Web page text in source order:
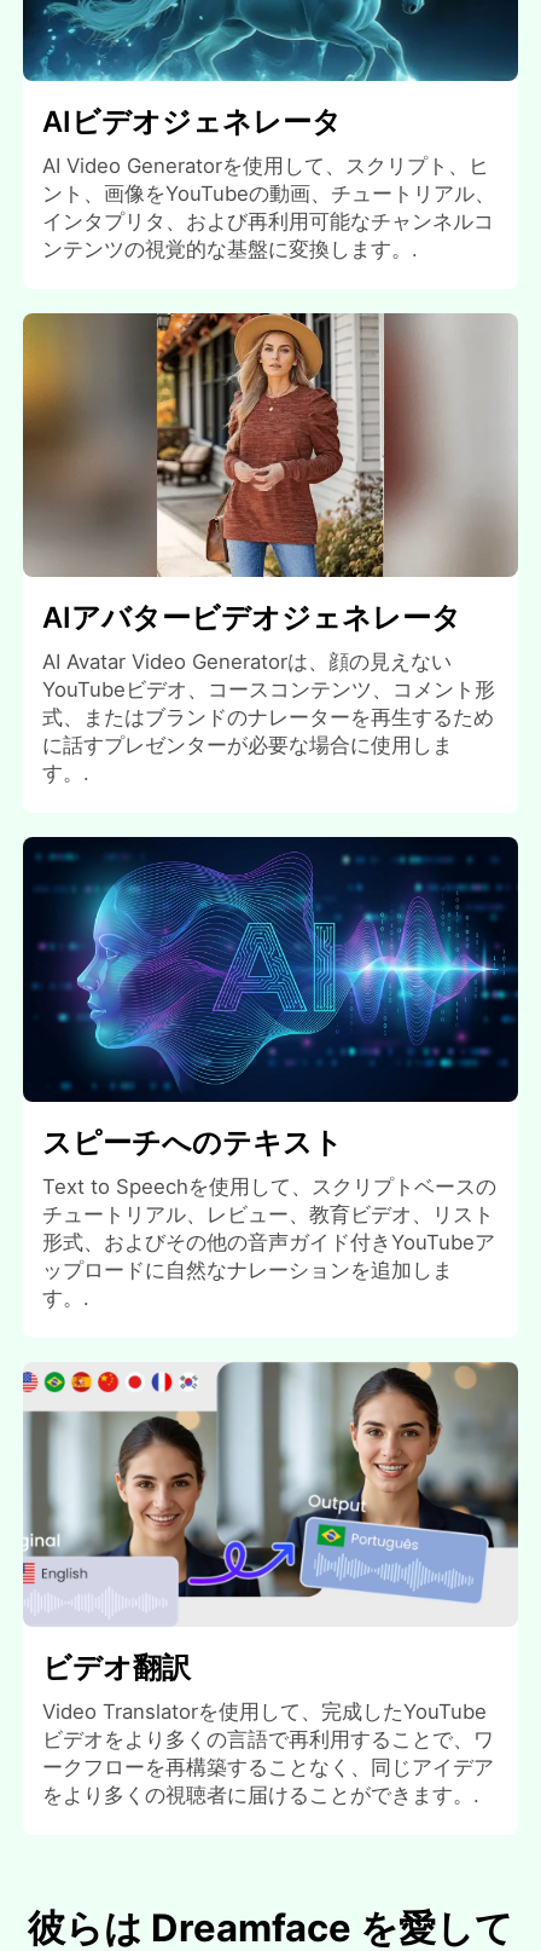
AIビデオジェネレータ
AI Video Generatorを使用して、スクリプト、ヒ
ント、画像をYouTubeの動画、チュートリアル、
インタプリタ、および再利用可能なチャンネルコ
ンテンツの視覚的な基盤に変換します。.
AIアバタービデオジェネレータ
AI Avatar Video Generatorは、顔の見えない
YouTubeビデオ、コースコンテンツ、コメント形
式、またはブランドのナレーターを再生するため
に話すプレゼンターが必要な場合に使用しま
す。.
スピーチへのテキスト
Text to Speechを使用して、スクリプトベースの
チュートリアル、レビュー、教育ビデオ、リスト
形式、およびその他の音声ガイド付きYouTubeア
ップロードに自然なナレーションを追加しま
す。.
ビデオ翻訳
Video Translatorを使用して、完成したYouTube
ビデオをより多くの言語で再利用することで、ワ
ークフローを再構築することなく、同じアイデア
をより多くの視聴者に届けることができます。.
彼らは Dreamface を愛して